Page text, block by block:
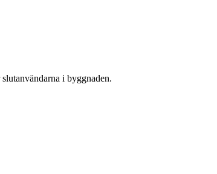
i byggnaden.